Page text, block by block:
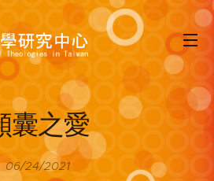
囊之愛
06/24/2021